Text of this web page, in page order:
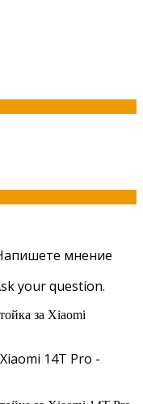
мнение
your question.
14T Pro -